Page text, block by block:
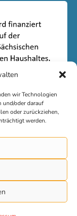
wir Technologien
und/oder darauf
oder zurückziehen,
werden.